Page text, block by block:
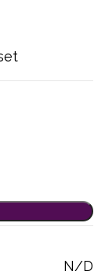
N/D